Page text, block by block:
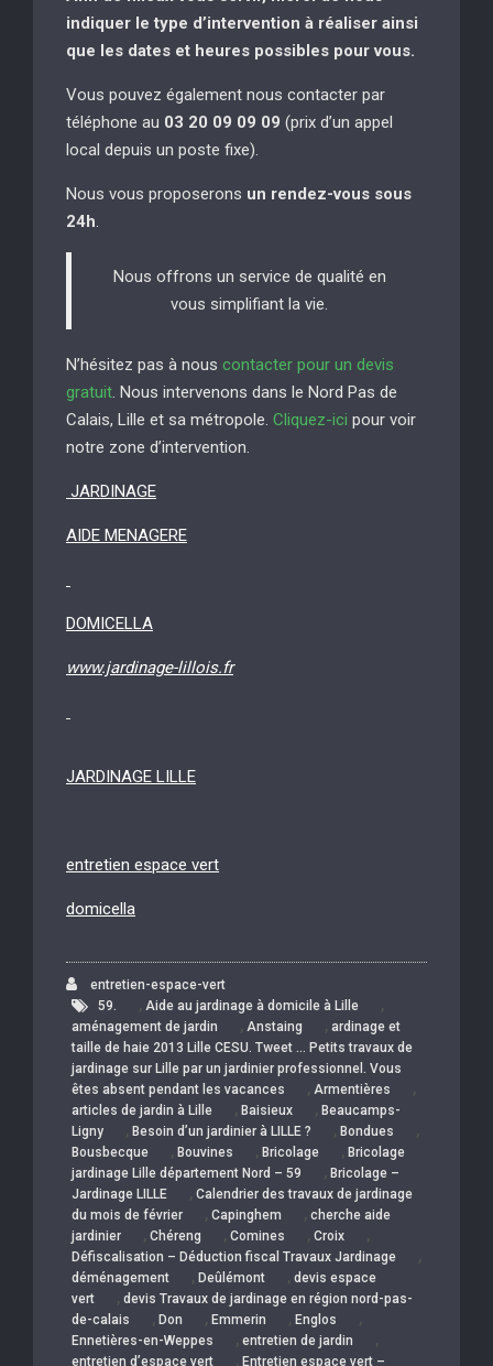
indiquer le type d’intervention à réaliser ainsi
que les dates et heures possibles pour vous.
Vous pouvez également nous contacter par
téléphone au 03 20 09 09 09 (prix d’un appel
local depuis un poste fixe).
Nous vous proposerons un rendez-vous sous
24h.
Nous offrons un service de qualité en
vous simplifiant la vie.
N’hésitez pas à nous contacter pour un devis
gratuit. Nous intervenons dans le Nord Pas de
Calais, Lille et sa métropole. Cliquez-ici pour voir
notre zone d’intervention.
JARDINAGE
AIDE MENAGERE
DOMICELLA
www.jardinage-lillois.fr
JARDINAGE LILLE
entretien espace vert
domicella
entretien-espace-vert
59.
, Aide au jardinage à domicile à Lille ,
aménagement de jardin , Anstaing , ardinage et
taille de haie 2013 Lille CESU. Tweet … Petits travaux de
jardinage sur Lille par un jardinier professionnel. Vous
êtes absent pendant les vacances
, Armentières ,
articles de jardin à Lille , Baisieux , Beaucamps-
Ligny
, Besoin d’un jardinier à LILLE ? , Bondues ,
Bousbecque , Bouvines , Bricolage , Bricolage
jardinage Lille département Nord – 59
, Bricolage –
Jardinage LILLE
, Calendrier des travaux de jardinage
du mois de février
, Capinghem , cherche aide
jardinier
, Chéreng , Comines , Croix ,
Défiscalisation – Déduction fiscal Travaux Jardinage ,
déménagement , Deûlémont , devis espace
vert
, devis Travaux de jardinage en région nord-pas-
de-calais
, Don , Emmerin , Englos ,
Ennetières-en-Weppes , entretien de jardin ,
entretien d’espace vert , Entretien espace vert –